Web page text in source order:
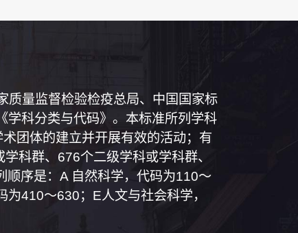
质量监督检验检疫总局、中国国家标
科分类与代码》。本标准所列学科
团体的建立并开展有效的活动；有
科群、676个二级学科或学科群、
顺序是：A 自然科学，代码为110～
410～630；E人文与社会科学，